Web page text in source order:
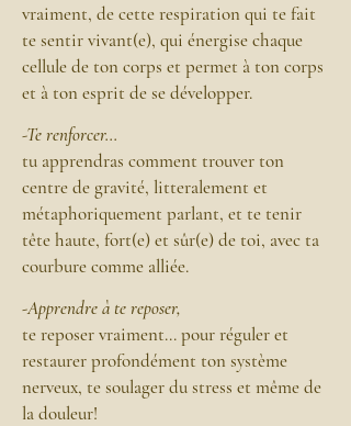
vraiment, de cette respiration qui te fait
te sentir vivant(e), qui énergise chaque
cellule de ton corps et permet à ton corps
et à ton esprit de se développer.
-Te renforcer...
tu apprendras comment trouver ton
centre de gravité, litteralement et
métaphoriquement parlant, et te tenir
tête haute, fort(e) et sûr(e) de toi, avec ta
courbure comme alliée.
-Apprendre à te reposer,
te reposer vraiment... pour réguler et
restaurer profondément ton système
nerveux, te soulager du stress et même de
la douleur!